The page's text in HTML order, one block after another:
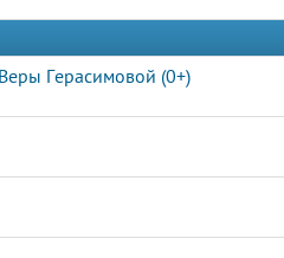
Герасимовой (0+)